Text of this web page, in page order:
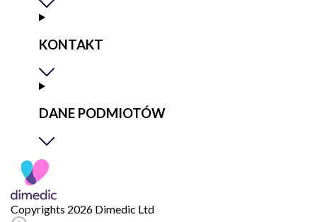
KONTAKT
DANE PODMIOTÓW
Copyrights 2026 Dimedic Ltd